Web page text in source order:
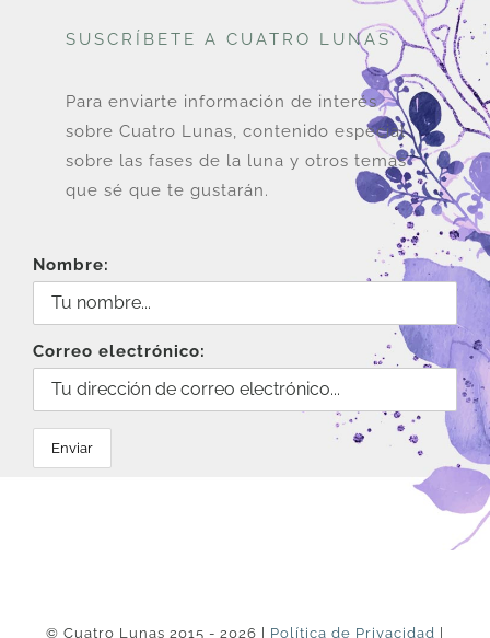
SUSCRÍBETE A CUATRO LUNAS
Para enviarte información de interés
sobre Cuatro Lunas, contenido especial
sobre las fases de la luna y otros temas
que sé que te gustarán.
Nombre:
Correo electrónico:
© Cuatro Lunas 2015 - 2026 | Política de Privacidad